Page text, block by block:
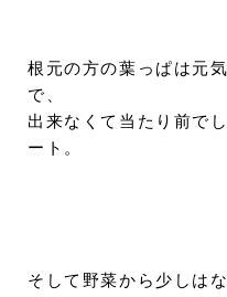
根元の方の葉っぱは元
で、
出来なくて当たり前で
ート。
そして野菜から少しは